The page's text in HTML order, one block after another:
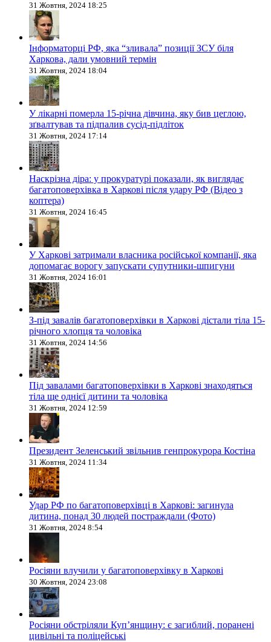
31 Жовтня, 2024 18:25
Інформаторці РФ, яка “зливала” позиції ЗСУ біля
Харкова, дали умовний термін
31 Жовтня, 2024 18:04
У лікарні померла 15-річна дівчина, яку бив цеглою,
зґвалтував та підпалив сусід-підліток
31 Жовтня, 2024 17:14
Наскрізна діра: у прокуратурі показали, як виглядає
багатоповерхівка в Харкові після удару РФ (Відео з
коптера)
31 Жовтня, 2024 16:45
У Харкові затримали власника російської компанії, яка
допомагає ворогу запускати супутники-шпигуни
31 Жовтня, 2024 16:01
З-під завалів багатоповерхівки в Харкові дістали тіла 15-
річного хлопця та чоловіка
31 Жовтня, 2024 14:56
Під завалами багатоповерхівки в Харкові знаходяться
тіла ще однієї дитини та чоловіка
31 Жовтня, 2024 12:59
Президент Зеленський звільнив генпрокурора Костіна
31 Жовтня, 2024 11:34
Удар РФ по багатоповерхівці в Харкові: загинула
дитина, понад 30 людей постраждали (Фото)
31 Жовтня, 2024 8:54
Росіяни влучили у багатоповерхівку в Харкові
30 Жовтня, 2024 23:08
Росіяни обстріляли Купʼянщину: є загиблий, поранені
цивільні та поліцейські